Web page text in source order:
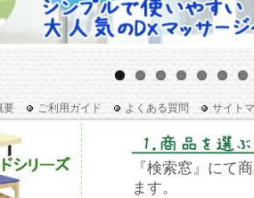
要 ご利用ガイド よくある質問 サイト
『検索窓』にて
ます。